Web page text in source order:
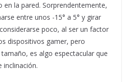
en la pared. Sorprendentemente,
entre unos -15° a 5° y girar
poco, al ser un factor
dispositivos gamer, pero
es algo espectacular que
inclinación.